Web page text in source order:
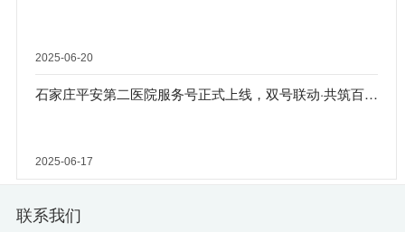
2025-06-20
石家庄平安第二医院服务号正式上线，双号联动·共筑百姓健康长城
2025-06-17
联系我们